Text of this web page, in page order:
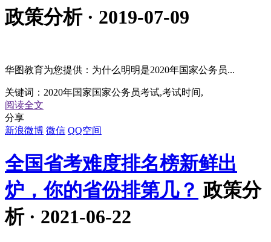
政策分析 · 2019-07-09
华图教育为您提供：为什么明明是2020年国家公务员...
关键词： 2020年国家国家公务员考试,考试时间,
阅读全文
分享
新浪微博 微信 QQ空间
全国省考难度排名榜新鲜出
炉，你的省份排第几？ 政策分
析 · 2021-06-22